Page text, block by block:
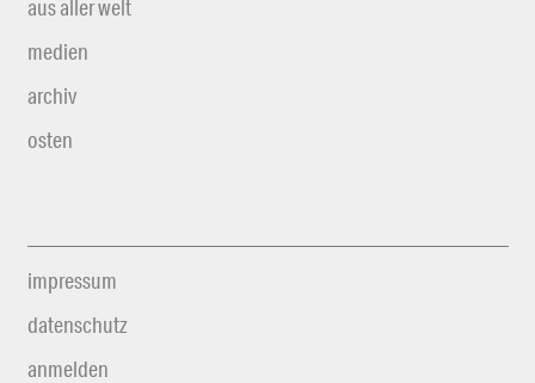
aus aller welt
medien
archiv
osten
impressum
datenschutz
anmelden